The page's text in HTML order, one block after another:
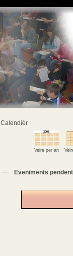
Calendièr
Veire per an
Eveniments pendent